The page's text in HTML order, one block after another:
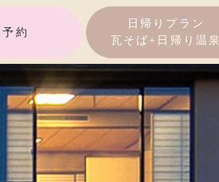
約
日帰りプラン
瓦そば+日帰り温泉